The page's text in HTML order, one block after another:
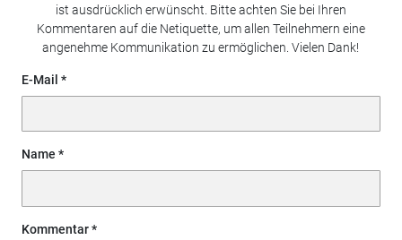
ist ausdrücklich erwünscht. Bitte achten Sie bei Ihren
Kommentaren auf die Netiquette, um allen Teilnehmern eine
angenehme Kommunikation zu ermöglichen. Vielen Dank!
E-Mail
Name
Kommentar